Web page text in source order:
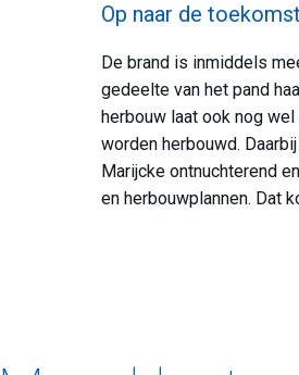
Op naar de toekomst
De brand is inmiddels
gedeelte van het pand
herbouw laat ook nog
worden herbouwd.
Marijcke ontnuchterend
en herbouwplannen. Dat